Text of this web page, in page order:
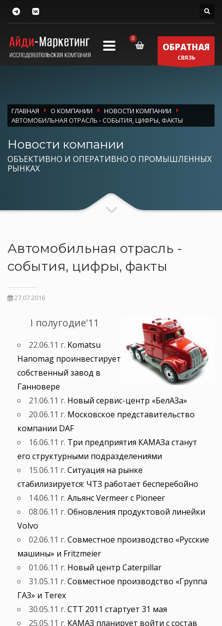
ОБРАТНАЯ
СВЯЗЬ
ГЛАВНАЯ О КОМПАНИИ
НОВОСТИ КОМПАНИИ
АВТОМОБИЛЬНАЯ ОТРАСЛЬ - СОБЫТИЯ, ЦИФРЫ, ФАКТЫ
Новости компании
ОБЪЕКТИВНО И ОПЕРАТИВНО О ПРОМЫШЛЕННЫХ
РЫНКАХ
Автомобильная отрасль -
события, цифры, факты
27.07.2016
I полугодие'11
22.06.11 г. Komatsu
Hanomag проинвестирует
собственный завод в
Ганновере
21.06.11 г. Новый сервис-центр «БелАЗа»
20.06.11 г. Московское представительство
компании DAF
16.06.11 г. Три предприятия КАМАЗа станут
его структурными подразделениями
15.06.11 г. Ситуация на рынке
стабилизируется: ЧТЗ работает бесперебойно
14.06.11 г. Альянс Vermeer с Pioneer
08.06.11 г. Обновления продуктовой линейки
Volvo
02.06.11 г. Совместное производство «Русские
машины» и Fritzmeier
01.06.11 г. Новый центр Caterpillar
31.05.11 г. Совместное производство «Группа
ГАЗ» и Terex
30.05.11 г. СТТ 2011 стартует 31 мая
25.05.11 г. КАМАЗ планирует войти с состав